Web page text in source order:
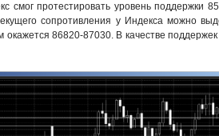
смог протестировать уровень поддержки
сопротивления у Индекса можно
окажется 86820-87030. В качестве